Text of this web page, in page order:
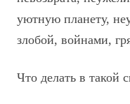
уютную планету,
злобой, войнами,
Что делать в такой